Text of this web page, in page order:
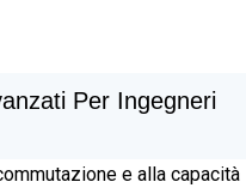
Per Ingegneri
e alla capacità